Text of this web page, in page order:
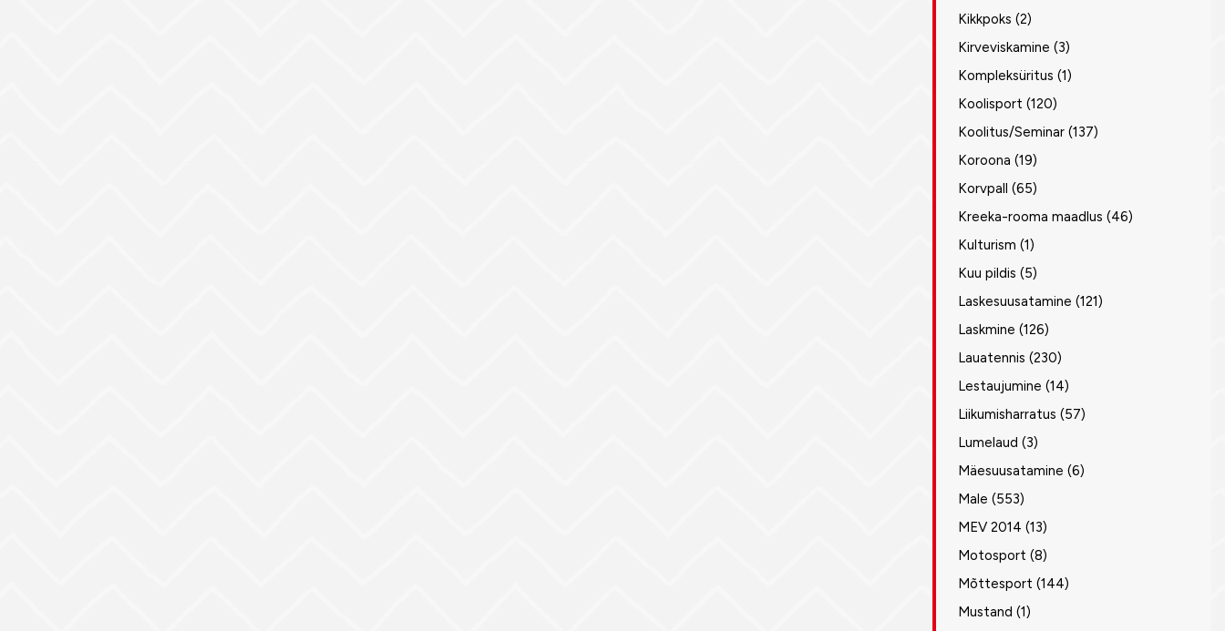
Kikkpoks (2)
Kirveviskamine (3)
Kompleksüritus (1)
Koolisport (120)
Koolitus/Seminar (137)
Koroona (19)
Korvpall (65)
Kreeka-rooma maadlus (46)
Kulturism (1)
Kuu pildis (5)
Laskesuusatamine (121)
Laskmine (126)
Lauatennis (230)
Lestaujumine (14)
Liikumisharratus (57)
Lumelaud (3)
Mäesuusatamine (6)
Male (553)
MEV 2014 (13)
Motosport (8)
Mõttesport (144)
Mustand (1)